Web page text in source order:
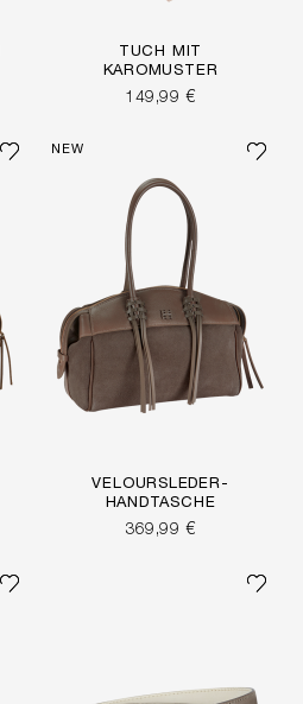
TUCH MIT
KAROMUSTER
149,99 €
NEW
VELOURSLEDER-
HANDTASCHE
369,99 €